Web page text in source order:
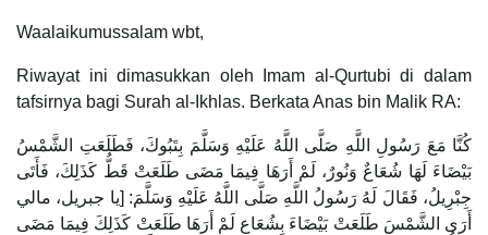
Waalaikumussalam wbt,
Riwayat ini dimasukkan oleh Imam al-Qurtubi di dalam
tafsirnya bagi Surah al-Ikhlas. Berkata Anas bin Malik RA:
كُنَّا مَعَ رَسُولِ اللَّهِ صَلَّى اللَّهُ عَلَيْهِ وَسَلَّمَ بِتَبُوكَ، فَطَلَعَتِ الشَّمْسُ
بَيْضَاءَ لَهَا شُعَاعٌ وَنُورٌ، لَمْ أَرَهَا فِيمَا مَضَى طَلَعَتْ قَطُّ كَذَلِكَ، فَأَتَى
جِبْرِيلُ، فَقَالَ لَهُ رَسُولُ اللَّهِ صَلَّى اللَّهُ عَلَيْهِ وَسَلَّمَ: [يا جبريل، مالي
أَرَى الشَّمْسَ طَلَعَتْ بَيْضَاءَ بِشُعَاعٍ لَمْ أَرَهَا طَلَعَتْ كَذَلِكَ فِيمَا مَضَى